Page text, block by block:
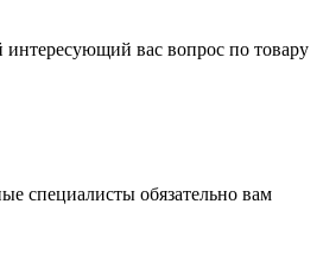
вас вопрос по товару
специалисты обязательно вам